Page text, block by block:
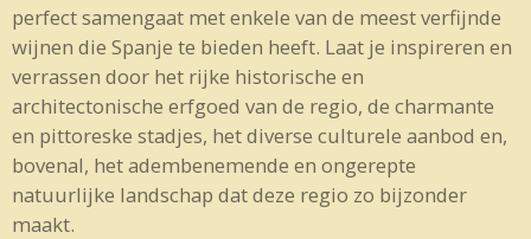
perfect samengaat met enkele van de meest verfijnde
wijnen die Spanje te bieden heeft. Laat je inspireren en
verrassen door het rijke historische en
architectonische erfgoed van de regio, de charmante
en pittoreske stadjes, het diverse culturele aanbod en,
bovenal, het adembenemende en ongerepte
natuurlijke landschap dat deze regio zo bijzonder
maakt.